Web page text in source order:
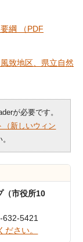
綱 （PDF
致地区、県立自然
が必要です。
（新しいウィン
（市役所10
5421
ださい。